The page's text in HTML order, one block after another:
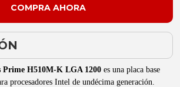
Prime H510M-K LGA 1200 es una placa base
procesadores Intel de undécima generación.